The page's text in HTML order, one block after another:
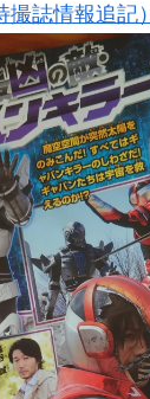
撮誌情報追記）